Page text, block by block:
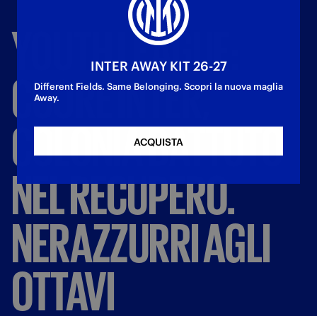
YOUTHLEAGUE:
CUOREINTER,
COLONIABATTUTO
NELRECUPERO.
NERAZZURRIAGLI
OTTAVI
INTER AWAY KIT 26-27
Different Fields. Same Belonging. Scopri la nuova maglia
Away.
ACQUISTA